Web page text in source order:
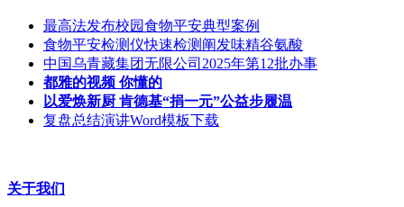
最高法发布校园食物平安典型案例
食物平安检测仪快速检测阐发味精谷氨酸
中国乌青藏集团无限公司2025年第12批办事
都雅的视频 你懂的
以爱焕新厨 肯德基“捐一元”公益步履温
复盘总结演讲Word模板下载
关于我们